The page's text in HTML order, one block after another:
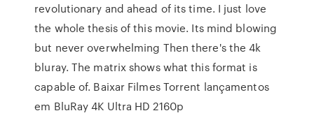
revolutionary and ahead of its time. I just love
the whole thesis of this movie. Its mind blowing
but never overwhelming Then there's the 4k
bluray. The matrix shows what this format is
capable of. Baixar Filmes Torrent lançamentos
em BluRay 4K Ultra HD 2160p